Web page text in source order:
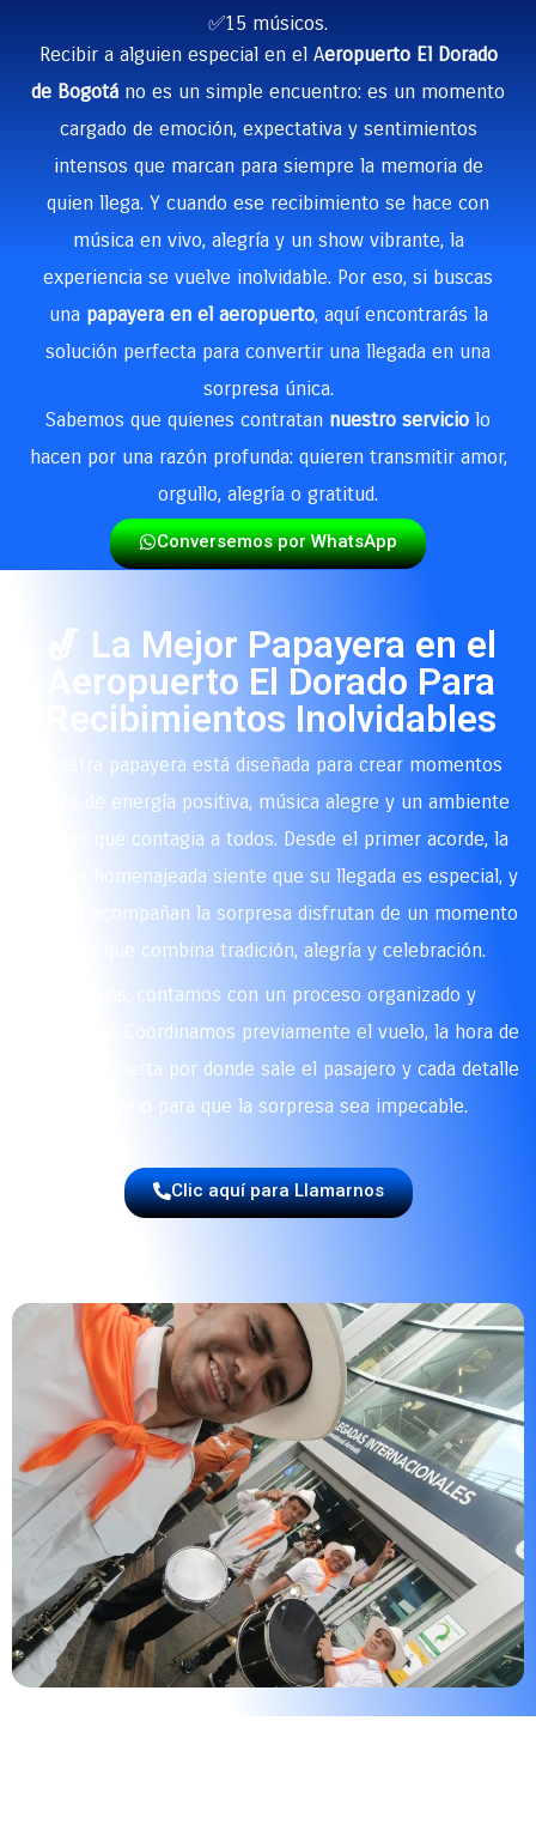
✅15 músicos.
Recibir a alguien especial en el Aeropuerto El Dorado
de Bogotá no es un simple encuentro: es un momento
cargado de emoción, expectativa y sentimientos
intensos que marcan para siempre la memoria de
quien llega. Y cuando ese recibimiento se hace con
música en vivo, alegría y un show vibrante, la
experiencia se vuelve inolvidable. Por eso, si buscas
una papayera en el aeropuerto, aquí encontrarás la
solución perfecta para convertir una llegada en una
sorpresa única.
Sabemos que quienes contratan nuestro servicio lo
hacen por una razón profunda: quieren transmitir amor,
orgullo, alegría o gratitud.
Conversemos por WhatsApp
🎷 La Mejor Papayera en el
Aeropuerto El Dorado Para
Recibimientos Inolvidables
Nuestra papayera está diseñada para crear momentos
llenos de energía positiva, música alegre y un ambiente
festivo que contagia a todos. Desde el primer acorde, la
persona homenajeada siente que su llegada es especial, y
quienes acompañan la sorpresa disfrutan de un momento
único que combina tradición, alegría y celebración.
Además, contamos con un proceso organizado y
profesional. Coordinamos previamente el vuelo, la hora de
llegada, la puerta por donde sale el pasajero y cada detalle
necesario para que la sorpresa sea impecable.
Clic aquí para Llamarnos